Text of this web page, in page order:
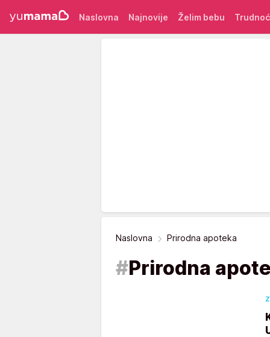
Naslovna Najnovije Želim bebu
Naslovna Prirodna apoteka
#Prirodna